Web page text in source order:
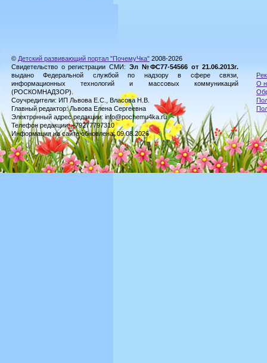
© Детский развивающий портал "ПочемуЧка" 2008-2026
Свидетельство о регистрации СМИ: Эл №ФС77-54566 от 21.06.2013г.
выдано Федеральной службой по надзору в сфере связи,
информационных технологий и массовых коммуникаций
(РОСКОМНАДЗОР).
Соучредители: ИП Львова Е.С., Власова Н.В.
Главный редактор: Львова Елена Сергеевна
Электронный адрес редакции: info@pochemu4ka.ru
Телефон редакции: +79277797310
Информация на сайте обновлена: 09.08.2026
О